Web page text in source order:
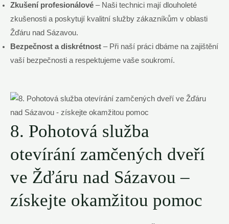
Zkušení profesionálové – Naši technici mají dlouholeté
zkušenosti a poskytují kvalitní služby zákazníkům v oblasti
Žďáru nad Sázavou.
Bezpečnost a diskrétnost – Při naší práci dbáme na zajištění
vaší bezpečnosti a respektujeme vaše soukromí.
8. Pohotová služba
otevírání zamčených dveří
ve Žďáru nad Sázavou –
získejte okamžitou pomoc